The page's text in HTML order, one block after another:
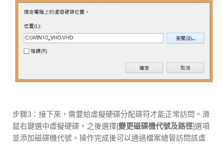
步驟3：接下來，需要給虛擬硬碟分配碟符才能正常訪問。滑
鼠右鍵選中虛擬硬碟，之後選擇[變更磁碟機代號及路徑]選項
並添加磁碟機代號。操作完成後可以通過檔案總管訪問該虛